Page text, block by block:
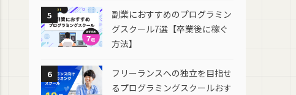
5
副業におすすめのプログラミン
グスクール7選【卒業後に稼ぐ
方法】
6
フリーランスへの独立を目指せ
るプログラミングスクールおす